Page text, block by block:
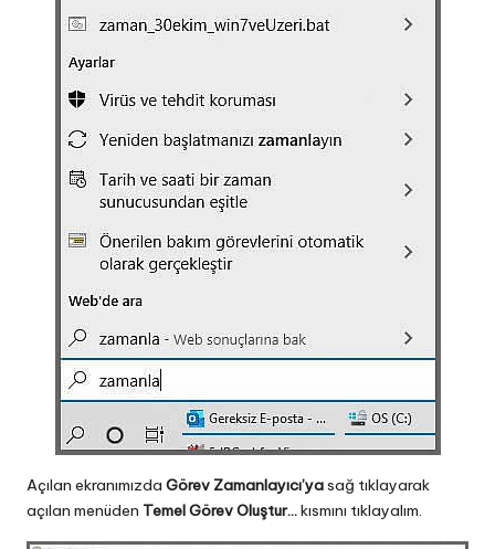
Açılan ekranımızda Görev Zamanlayıcı’yasağ tıklayarak
açılan menüden Temel Görev Oluştur…kısmını tıklayalım.